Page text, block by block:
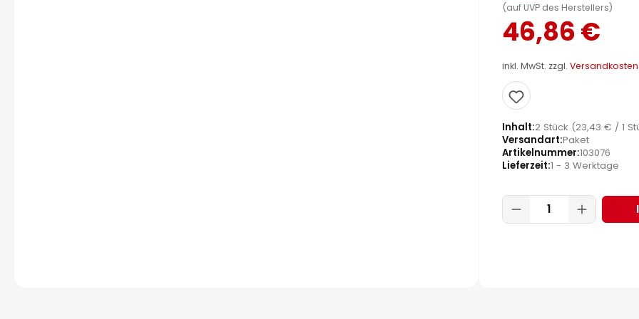
(auf UVP des Herstellers)
46,86 €
inkl. MwSt. zzgl. Versandkosten
Inhalt 2 Stück (23,43 € / 1
Versandart Paket
Artikelnummer 103076
Lieferzeit 1 - 3 Werktage
Produkt